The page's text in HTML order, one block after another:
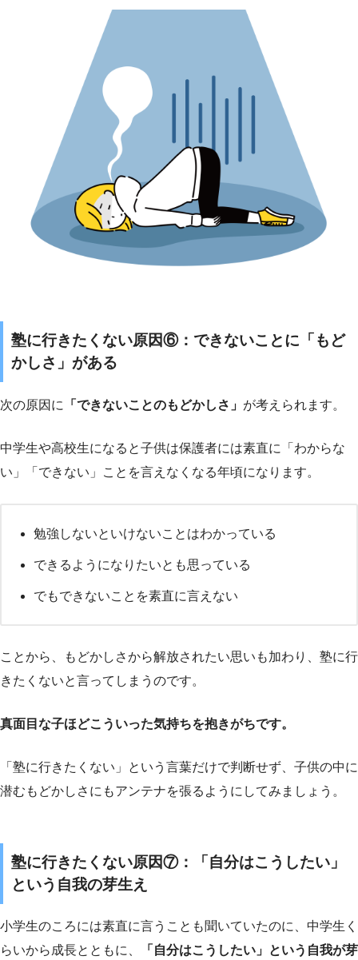
塾に行きたくない原因⑥：できないことに「もど
かしさ」がある
次の原因に 「できないことのもどかしさ」 が考えられます。
中学生や高校生になると子供は保護者には素直に「わからな
い」「できない」ことを言えなくなる年頃になります。
勉強しないといけないことはわかっている
できるようになりたいとも思っている
でもできないことを素直に言えない
ことから、もどかしさから解放されたい思いも加わり、塾に行
きたくないと言ってしまうのです。
真面目な子ほどこういった気持ちを抱きがちです。
「塾に行きたくない」という言葉だけで判断せず、子供の中に
潜むもどかしさにもアンテナを張るようにしてみましょう。
塾に行きたくない原因⑦：「自分はこうしたい」
という自我の芽生え
小学生のころには素直に言うことも聞いていたのに、中学生く
らいから成長とともに、
「自分はこうしたい」という自我が芽